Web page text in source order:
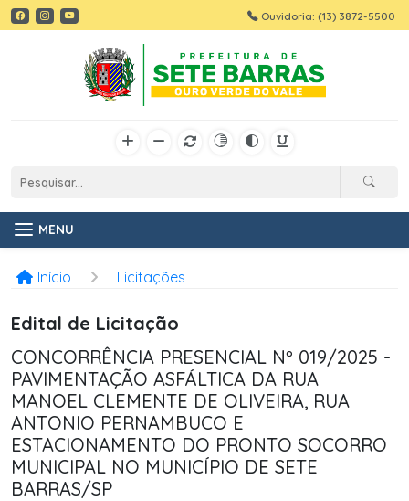
Ouvidoria: (13) 3872-5500
MENU
Início Licitações
Edital de Licitação
CONCORRÊNCIA PRESENCIAL Nº 019/2025 -
PAVIMENTAÇÃO ASFÁLTICA DA RUA
MANOEL CLEMENTE DE OLIVEIRA, RUA
ANTONIO PERNAMBUCO E
ESTACIONAMENTO DO PRONTO SOCORRO
MUNICIPAL NO MUNICÍPIO DE SETE
BARRAS/SP